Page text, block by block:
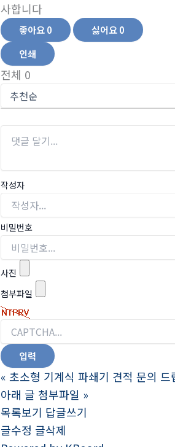
사합니다
좋아요0 싫어요0
인쇄
전체 0
작성자
비밀번호
사진
첨부파일
« 초소형 기계식 파쇄기 견적 문의 드
아래 글 첨부파일 »
목록보기 답글쓰기
글수정 글삭제